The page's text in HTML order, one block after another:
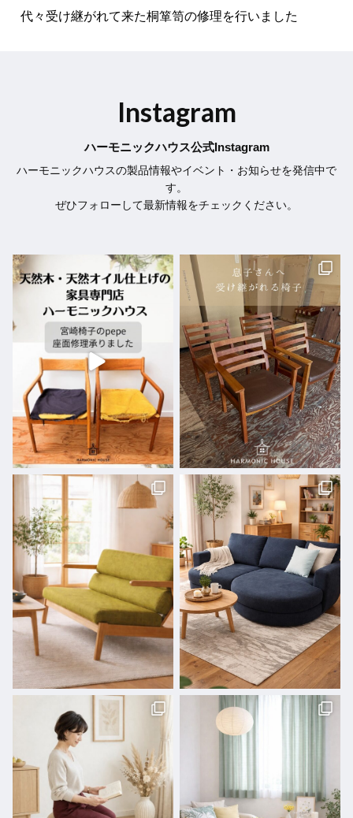
代々受け継がれて来た桐箪笥の修理を行いました
Instagram
ハーモニックハウス公式Instagram
ハーモニックハウスの製品情報やイベント・お知らせを発信中で
す。
ぜひフォローして最新情報をチェックください。